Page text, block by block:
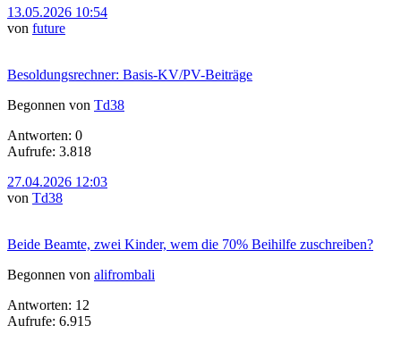
13.05.2026 10:54
von future
Besoldungsrechner: Basis-KV/PV-Beiträge
Begonnen von Td38
Antworten: 0
Aufrufe: 3.818
27.04.2026 12:03
von Td38
Beide Beamte, zwei Kinder, wem die 70% Beihilfe zuschreiben?
Begonnen von alifrombali
Antworten: 12
Aufrufe: 6.915